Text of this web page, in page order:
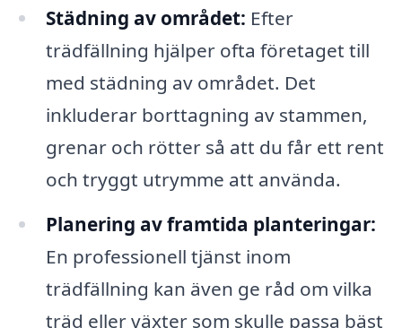
Städning av området: Efter
trädfällning hjälper ofta företaget till
med städning av området. Det
inkluderar borttagning av stammen,
grenar och rötter så att du får ett rent
och tryggt utrymme att använda.
Planering av framtida planteringar:
En professionell tjänst inom
trädfällning kan även ge råd om vilka
träd eller växter som skulle passa bäst